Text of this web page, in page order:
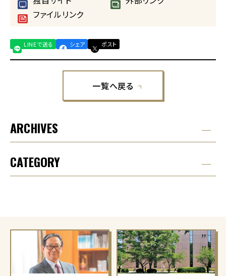
ファイルリンク
LINEで送る シェア ポスト
一覧へ戻る
ARCHIVES
CATEGORY